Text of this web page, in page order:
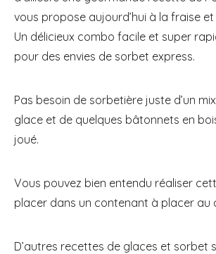
vous propose aujourd’hui à la fraise
Un délicieux combo facile et super
pour des envies de sorbet express.
Pas besoin de sorbetière juste d’un
glace et de quelques bâtonnets en
joué.
Vous pouvez bien entendu réaliser
placer dans un contenant à placer au
D’autres recettes de glaces et sorbet